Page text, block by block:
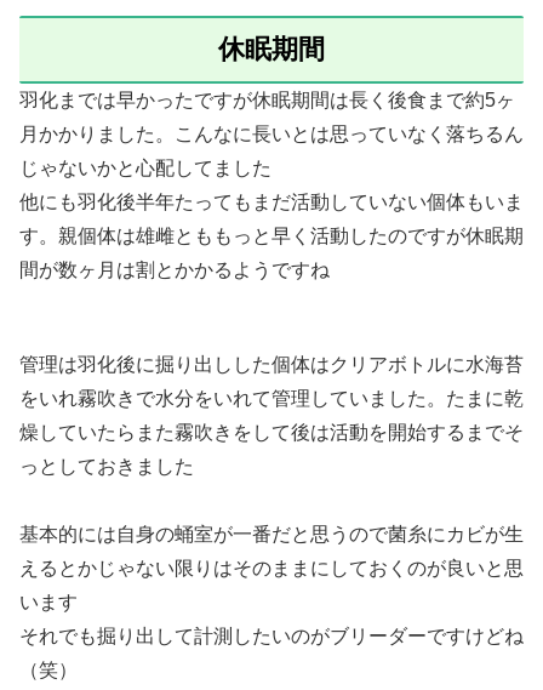
休眠期間
羽化までは早かったですが休眠期間は長く後食まで約5ヶ
月かかりました。こんなに長いとは思っていなく落ちるん
じゃないかと心配してました
他にも羽化後半年たってもまだ活動していない個体もいま
す。親個体は雄雌とももっと早く活動したのですが休眠期
間が数ヶ月は割とかかるようですね
管理は羽化後に掘り出しした個体はクリアボトルに水海苔
をいれ霧吹きで水分をいれて管理していました。たまに乾
燥していたらまた霧吹きをして後は活動を開始するまでそ
っとしておきました
基本的には自身の蛹室が一番だと思うので菌糸にカビが生
えるとかじゃない限りはそのままにしておくのが良いと思
います
それでも掘り出して計測したいのがブリーダーですけどね
（笑）